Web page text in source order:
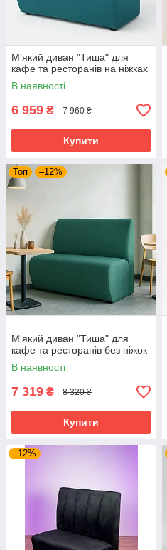
М'який диван "Тиша" для
кафе та ресторанів на ніжках
В наявності
6 959 ₴ 7 960 ₴
Купити
Топ –12%
М'який диван "Тиша" для
кафе та ресторанів без ніжок
В наявності
7 319 ₴ 8 320 ₴
Купити
–12%